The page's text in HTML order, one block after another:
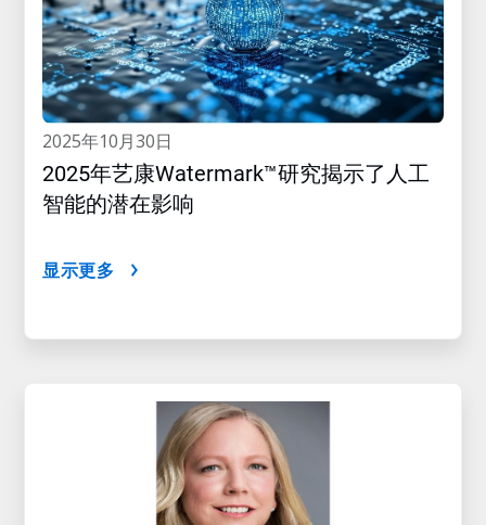
2025年10月30日
2025年艺康Watermark™研究揭示了人工
智能的潜在影响
显示更多